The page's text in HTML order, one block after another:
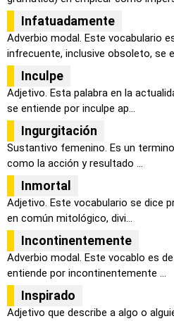
Infatuadamente
Adverbio modal. Este vocabulario
infrecuente, inclusive obsoleto, se
Inculpe
Adjetivo. Esta palabra en la
se entiende por inculpe ap...
Ingurgitación
Sustantivo femenino. Es un
como la acción y resultado ...
Inmortal
Adjetivo. Este vocabulario se dice
en común mitológico, divi...
Incontinentemente
Adverbio modal. Este vocablo es
entiende por incontinentemente ...
Inspirado
Adjetivo que describe a algo o